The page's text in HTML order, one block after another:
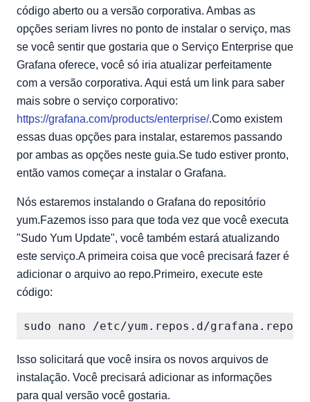
código aberto ou a versão corporativa. Ambas as
opções seriam livres no ponto de instalar o serviço, mas
se você sentir que gostaria que o Serviço Enterprise que
Grafana oferece, você só iria atualizar perfeitamente
com a versão corporativa. Aqui está um link para saber
mais sobre o serviço corporativo:
https://grafana.com/products/enterprise/.Como existem
essas duas opções para instalar, estaremos passando
por ambas as opções neste guia.Se tudo estiver pronto,
então vamos começar a instalar o Grafana.
Nós estaremos instalando o Grafana do repositório
yum.Fazemos isso para que toda vez que você executa
"Sudo Yum Update", você também estará atualizando
este serviço.A primeira coisa que você precisará fazer é
adicionar o arquivo ao repo.Primeiro, execute este
código:
Isso solicitará que você insira os novos arquivos de
instalação. Você precisará adicionar as informações
para qual versão você gostaria.